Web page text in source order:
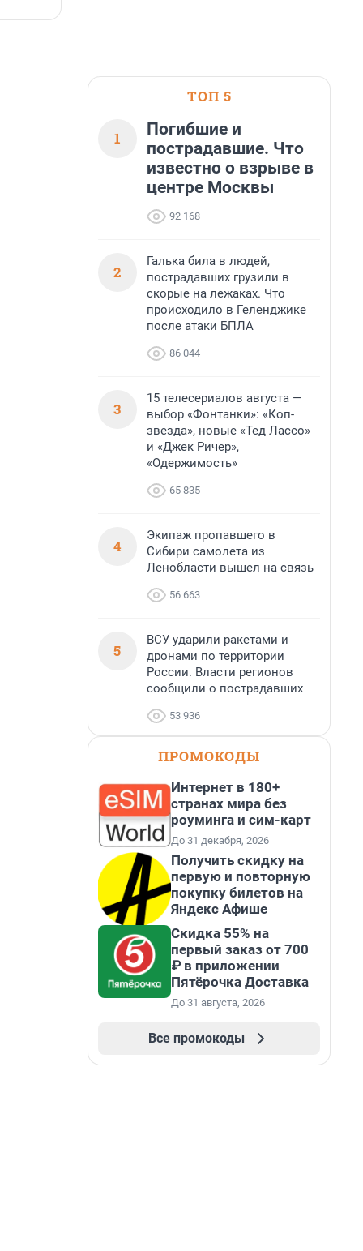
ТОП 5
1
Погибшие и
пострадавшие. Что
известно о взрыве в
центре Москвы
92 168
2
Галька била в людей,
пострадавших грузили в
скорые на лежаках. Что
происходило в Геленджике
после атаки БПЛА
86 044
3
15 телесериалов августа —
выбор «Фонтанки»: «Коп-
звезда», новые «Тед Лассо»
и «Джек Ричер»,
«Одержимость»
65 835
4
Экипаж пропавшего в
Сибири самолета из
Ленобласти вышел на связь
56 663
5
ВСУ ударили ракетами и
дронами по территории
России. Власти регионов
сообщили о пострадавших
53 936
ПРОМОКОДЫ
Интернет в 180+
странах мира без
роуминга и сим-карт
До 31 декабря, 2026
Получить скидку на
первую и повторную
покупку билетов на
Яндекс Афише
Скидка 55% на
первый заказ от 700
₽ в приложении
Пятёрочка Доставка
До 31 августа, 2026
Все промокоды